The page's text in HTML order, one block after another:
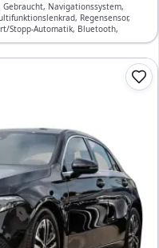
Navigationssystem,
Regensensor,
Stopp-Automatik, Bluetooth,
ESP, ABS, Klimaautomatik, Front-